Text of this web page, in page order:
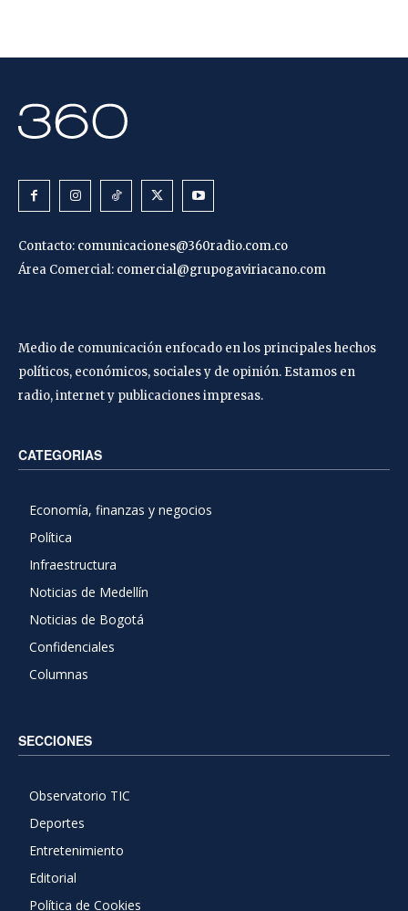
Contacto: comunicaciones@360radio.com.co
Área Comercial: comercial@grupogaviriacano.com
Medio de comunicación enfocado en los principales hechos
políticos, económicos, sociales y de opinión. Estamos en
radio, internet y publicaciones impresas.
CATEGORIAS
Economía, finanzas y negocios
Política
Infraestructura
Noticias de Medellín
Noticias de Bogotá
Confidenciales
Columnas
SECCIONES
Observatorio TIC
Deportes
Entretenimiento
Editorial
Política de Cookies